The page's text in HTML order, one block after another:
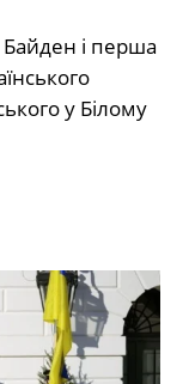
і перша
у Білому